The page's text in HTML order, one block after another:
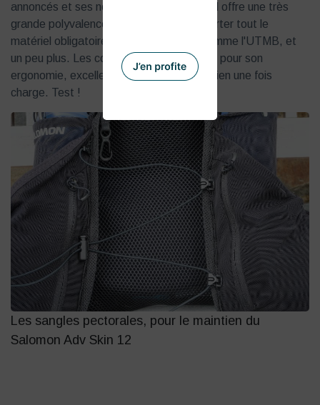
annoncés et ses nombreux rangements, il offre une très
grande polyvalence. Il permet ainsi de porter tout le
matériel obligatoire pour un Ultra Trail comme l'UTMB, et
un peu plus. Les coureurs l'aiment surtout pour son
ergonomie, excellente, comme son maintien une fois
charge. Test !
Les sangles pectorales, pour le maintien du
Salomon Adv Skin 12